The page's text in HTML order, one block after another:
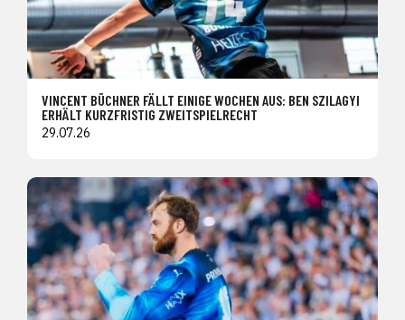
VINCENT BÜCHNER FÄLLT EINIGE WOCHEN AUS: BEN SZILAGYI
ERHÄLT KURZFRISTIG ZWEITSPIELRECHT
29.07.26